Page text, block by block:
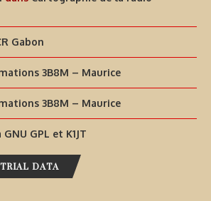
Gabon
3B8M – Maurice
3B8M – Maurice
GNU GPL et K1JT
DATA